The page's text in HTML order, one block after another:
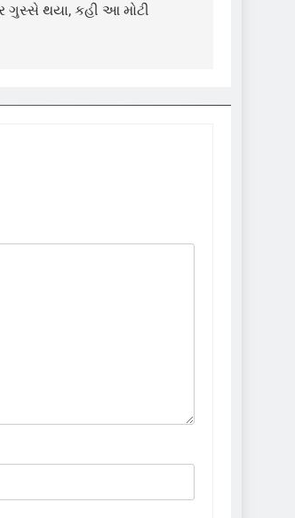
ગુસ્સે થયા, કહી આ મોટી